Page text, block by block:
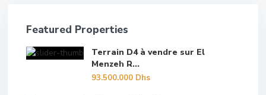
Featured Properties
Terrain D4 à vendre sur El
Menzeh R...
93.500.000 Dhs